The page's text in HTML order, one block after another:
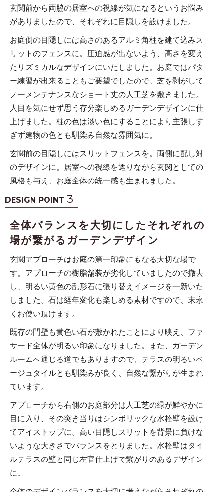
玄関前から両脇の居室への視線が気になるというお悩み
がありましたので、それぞれに目隠しを設けました。
お庭側の目隠しには高さのあるアルミ角柱を建て込みス
リットのフェンスに。圧迫感が出ないよう、高さを変え
たリズミカルなデザインにいたしました。お庭ではパタ
ー練習が出来ることもご要望でしたので、芝を剥がして
ノーメンテナンスなショート丈の人工芝を敷きました。
人目を気にせず思う存分楽しめるガーデンデザインに仕
上げました。柱の色は淡い色にすることにより主張しす
ぎず建物の色とも馴染み自然な雰囲気に。
玄関前の目隠しにはスリットフェンスを。両側に配し対
のデザインに。居室への視線を遮りながら玄関としての
風格も与え、お庭全体の統一感も生まれました。
DESIGN POINT 3
全体バランスを大切にしたそれぞれの
場が繋がるガーデンデザイン
玄関アプローチはお庭の第一印象にもなる大切な場で
す。アプローチの樹脂舗装が劣化していましたので撤去
し、明るい黄色の乱形石に張り替えイメージを一新いた
しました。石は経年変化も楽しめる素材ですので、末永
くお使い頂けます。
既存の門壁も黄色い石が敷かれたことにより映え、ファ
サード全体が明るい印象になりました。また、ガーデン
ルームへ通じる道でもありますので、テラスの明るいベ
ージュタイルとも馴染みが良く、自然な繋がりが生まれ
ています。
アプローチから右側のお庭部分は人工芝の緑が鮮やかに
目に入り、その突き当りはシンボリックな水栓壁を設け
てアイストップに。高い目隠しスリットを背景に負けな
いような大きさでバランスをとりました。水栓壁はタイ
ルテラスの壁と同じ左官仕上げで繋がりのあるデザイン
に。